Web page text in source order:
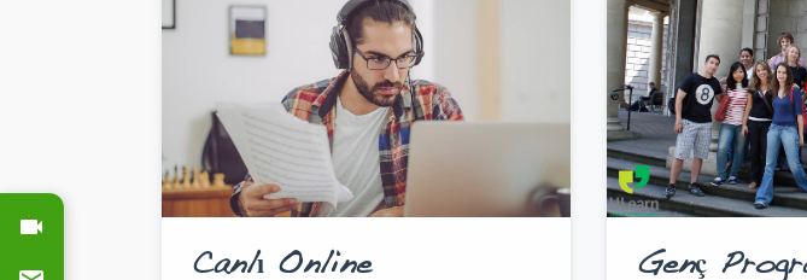
Canlı Online Genç